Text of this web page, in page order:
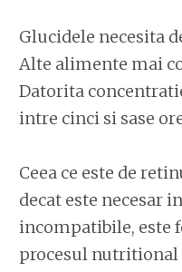
Glucidele necesita
Alte alimente mai
Datorita
intre cinci si sase
Ceea ce este de
decat este necesar
incompatibile, este
procesul nutritional